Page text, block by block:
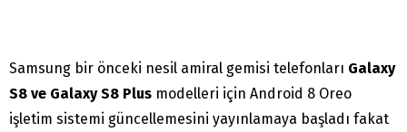
Samsung bir önceki nesil amiral gemisi telefonları Galaxy
S8 ve Galaxy S8 Plus modelleri için Android 8 Oreo
işletim sistemi güncellemesini yayınlamaya başladı fakat